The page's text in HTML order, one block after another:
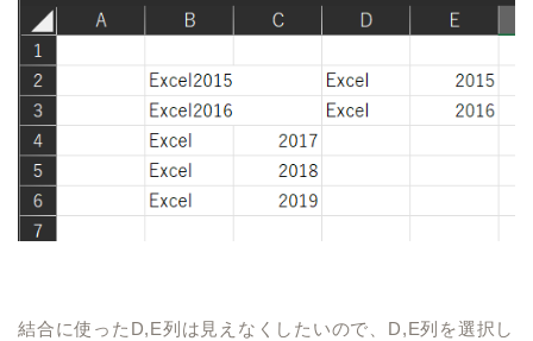
結合に使った D,E列は 見えなくしたいので、 D,E列を選択し